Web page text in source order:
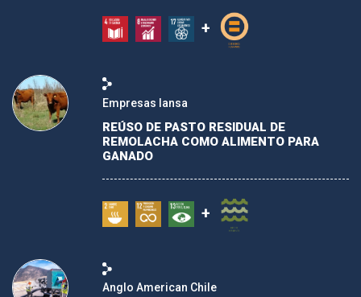
+
Empresas Iansa
REÚSO DE PASTO RESIDUAL DE
REMOLACHA COMO ALIMENTO PARA
GANADO
+
Anglo American Chile